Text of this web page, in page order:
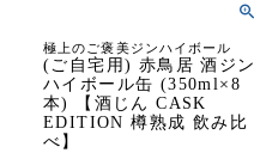
極上のご褒美ジンハイボール
(ご自宅用) 赤鳥居 酒ジン
ハイボール缶 (350ml×8
本) 【酒じん CASK
EDITION 樽熟成 飲み比
べ】